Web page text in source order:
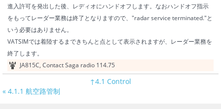
進入許可を発出した後、レディオにハンドオフします。なおハンドオフ指示
をもってレーダー業務は終了となりますので、"radar service terminated."と
いう必要はありません。
VATSIMでは着陸するまできちんと点として表示されますが、レーダー業務を
終了します。
JA815C, Contact Saga radio 114.75
↑4.1 Control
« 4.1.1 航空路管制